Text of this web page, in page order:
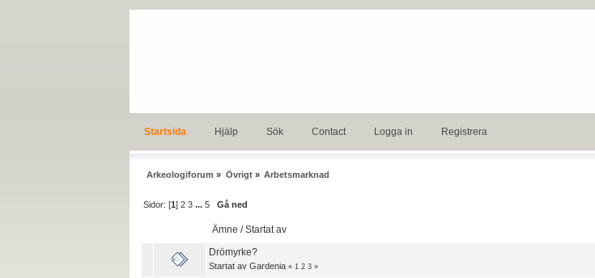
Startsida Hjälp Sök Contact Logga in Registrera
Arkeologiforum » Övrigt» Arbetsmarknad
Sidor: [1]2 3 ...5 Gå ned
Ämne /Startat av
Drömyrke?
Startat av Gardenia « 1 2 3 »